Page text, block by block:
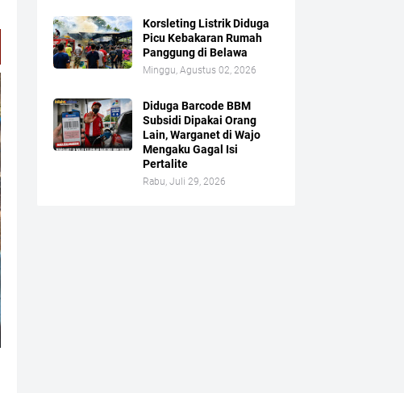
Korsleting Listrik Diduga
Picu Kebakaran Rumah
Panggung di Belawa
Minggu, Agustus 02, 2026
Diduga Barcode BBM
Subsidi Dipakai Orang
Lain, Warganet di Wajo
Mengaku Gagal Isi
Pertalite
Rabu, Juli 29, 2026